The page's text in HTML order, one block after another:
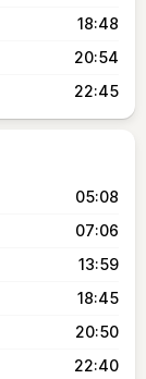
18:48
20:54
22:45
05:08
07:06
13:59
18:45
20:50
22:40